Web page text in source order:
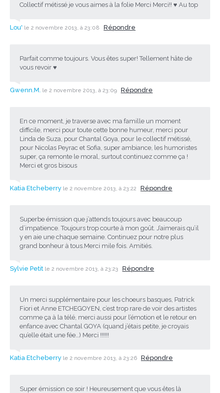
Collectif métissé je vous aimes à la folie Merci Merci!! ♥ Au top
Lou' le 2 novembre 2013, à 23:08 Répondre
Parfait comme toujours. Vous êtes super! Tellement hâte de
vous revoir ♥
Gwenn.M. le 2 novembre 2013, à 23:09 Répondre
En ce moment, je traverse avec ma famille un moment
difficile, merci pour toute cette bonne humeur, merci pour
Linda de Suza, pour Chantal Goya, pour le collectif métissé,
pour Nicolas Peyrac et Sofia, super ambiance, les humoristes
super, ça remonte le moral, surtout continuez comme ça !
Merci et gros bisous
Katia Etcheberry le 2 novembre 2013, à 23:22 Répondre
Superbe émission que j’attends toujours avec beaucoup
d’impatience. Toujours trop courte à mon goût. J’aimerais qu’il
y en aie une chaque semaine. Continuez pour notre plus
grand bonheur à tous.Merci mile fois. Amitiés.
Sylvie Petit le 2 novembre 2013, à 23:23 Répondre
Un merci supplémentaire pour les choeurs basques, Patrick
Fiori et Anne ETCHEGOYEN, c’est trop rare de voir des artistes
comme ça à la télé, merci aussi pour l’émotion et le retour en
enfance avec Chantal GOYA (quand j’étais petite, je croyais
qu’elle était une fée…) Merci !!!!!!
Katia Etcheberry le 2 novembre 2013, à 23:26 Répondre
Super émission ce soir ! Heureusement que vous êtes là